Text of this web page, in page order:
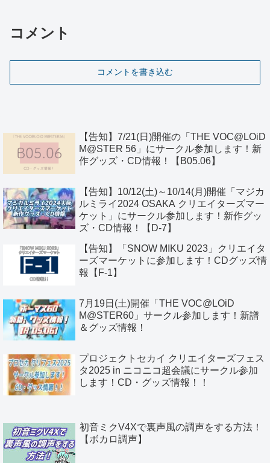
コメント
コメントを書き込む
【告知】7/21(日)開催の「THE VOC@LOiD
M@STER 56」にサークル参加します！新
作グッズ・CD情報！【B05.06】
【告知】10/12(土)～10/14(月)開催「マジカ
ルミライ2024 OSAKA クリエイターズマー
ケット」にサークル参加します！新作グッ
ズ・CD情報！【D-7】
【告知】「SNOW MIKU 2023」クリエイタ
ーズマーケットに参加します！CDグッズ情
報【F-1】
7月19日(土)開催「THE VOC@LOiD
M@STER60」サークル参加します！新譜
＆グッズ情報！
プロジェクトセカイ クリエイターズフェス
タ2025 in ニコニコ超会議にサークル参加
します！CD・グッズ情報！！
初音ミクV4Xで裏声風の調声をする方法！
【ボカロ調声】